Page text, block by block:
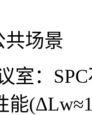
场景
：SPC
能